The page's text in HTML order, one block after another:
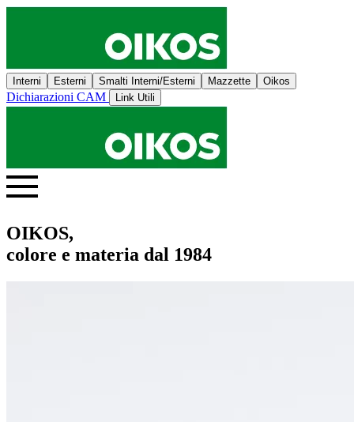
Interni Esterni Smalti Interni/Esterni Mazzette Oikos
Dichiarazioni CAM Link Utili
OIKOS,
colore e materia dal 1984